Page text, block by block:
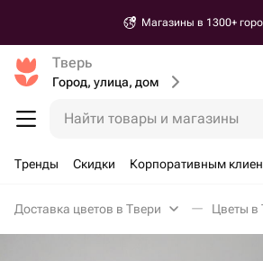
Магазины в 1300+
Тверь
Город, улица, дом
Найти товары и магазины
Тренды Скидки Корпоративным
Доставка цветов в Твери Цветы в